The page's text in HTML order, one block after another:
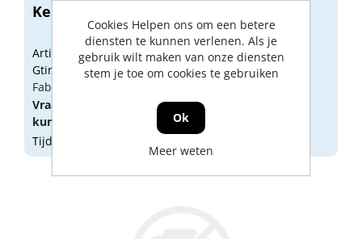
Kelfort zaklamp met clip AA
Artikelnummer: 1524278
Gtin: 8714678001383
Fabrikant artikel nummer: 1524278
Vraag een
aan oflog in
kunnen zien.
Tijdelijk niet op voorraad
Cookies Helpen ons om een betere
diensten te kunnen verlenen. Als je
gebruik wilt maken van onze diensten
stem je toe om cookies te gebruiken
Ok
Meer weten